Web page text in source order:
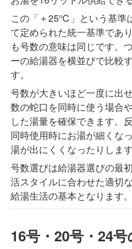
この「＋25℃」という基準
て定められた統一基準であ
も号数の意味は同じです。
ーの給湯器を横並びで比較
す。
号数が大きいほど一度に出
数の蛇口を同時に使う場合
した湯量を確保できます。
同時使用時にお湯が細くな
湯が出にくくなったりします
号数選びは給湯器選びの最
活スタイルに合わせた適切
給湯生活の基本となります。
16号・20号・24